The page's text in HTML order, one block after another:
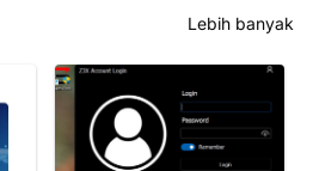
Lebih banyak